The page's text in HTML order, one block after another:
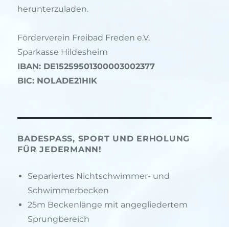
herunterzuladen.
Förderverein Freibad Freden e.V.
Sparkasse Hildesheim
IBAN: DE15259501300003002377
BIC: NOLADE21HIK
BADESPASS, SPORT UND ERHOLUNG F
ÜR JEDERMANN!
Separiertes Nichtschwimmer- und
Schwimmerbecken
25m Beckenlänge mit angegliedertem
Sprungbereich